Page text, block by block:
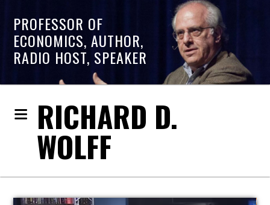
PROFESSOR OF
ECONOMICS, AUTHOR,
RADIO HOST, SPEAKER
RICHARD D.
WOLFF